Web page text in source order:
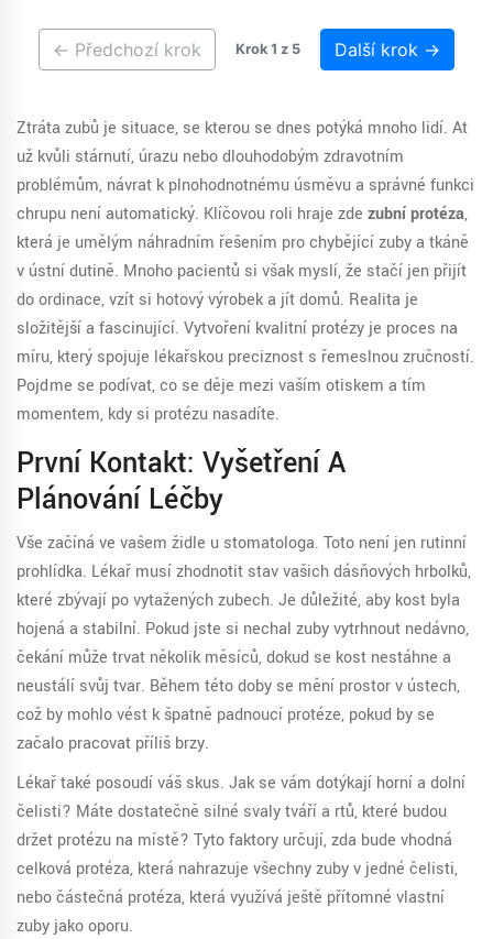
← Předchozí krok Krok 1 z 5 Další krok →
Ztráta zubů je situace, se kterou se dnes potýká mnoho lidí. Ať
už kvůli stárnutí, úrazu nebo dlouhodobým zdravotním
problémům, návrat k plnohodnotnému úsměvu a správné funkci
chrupu není automatický. Klíčovou roli hraje zde zubní protéza,
která je umělým náhradním řešením pro chybějící zuby a tkáně
v ústní dutině. Mnoho pacientů si však myslí, že stačí jen přijít
do ordinace, vzít si hotový výrobek a jít domů. Realita je
složitější a fascinující. Vytvoření kvalitní protézy je proces na
míru, který spojuje lékařskou preciznost s řemeslnou zručností.
Pojďme se podívat, co se děje mezi vaším otiskem a tím
momentem, kdy si protézu nasadíte.
První Kontakt: Vyšetření A
Plánování Léčby
Vše začíná ve vašem židle u stomatologa. Toto není jen rutinní
prohlídka. Lékař musí zhodnotit stav vašich dásňových hrbolků,
které zbývají po vytažených zubech. Je důležité, aby kost byla
hojená a stabilní. Pokud jste si nechal zuby vytrhnout nedávno,
čekání může trvat několik měsíců, dokud se kost nestáhne a
neustálí svůj tvar. Během této doby se mění prostor v ústech,
což by mohlo vést k špatně padnoucí protéze, pokud by se
začalo pracovat příliš brzy.
Lékař také posoudí váš skus. Jak se vám dotýkají horní a dolní
čelisti? Máte dostatečně silné svaly tváří a rtů, které budou
držet protézu na místě? Tyto faktory určují, zda bude vhodná
celková protéza, která nahrazuje všechny zuby v jedné čelisti,
nebočástečná protéza, která využívá ještě přítomné vlastní
zuby jako oporu.